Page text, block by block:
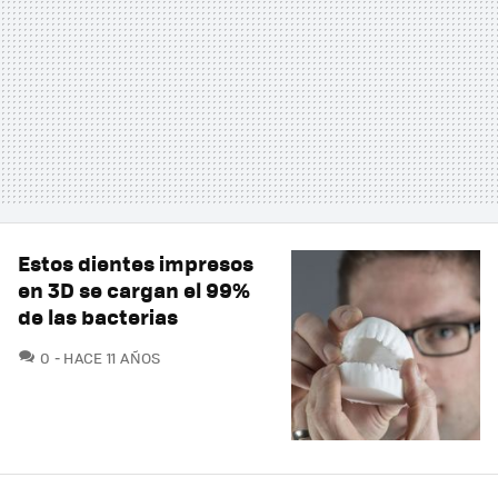
Estos dientes impresos
en 3D se cargan el 99%
de las bacterias
0 COMENTARIOS
HACE 11 AÑOS